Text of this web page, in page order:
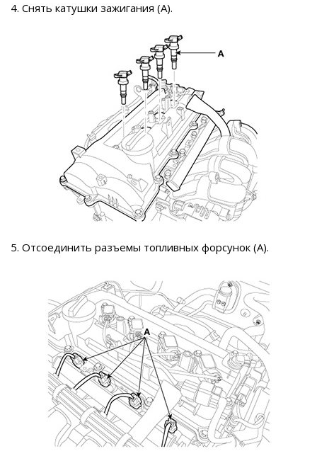
4. Снять катушки зажигания (А).
5. Отсоединить разъемы топливных форсунок (А).